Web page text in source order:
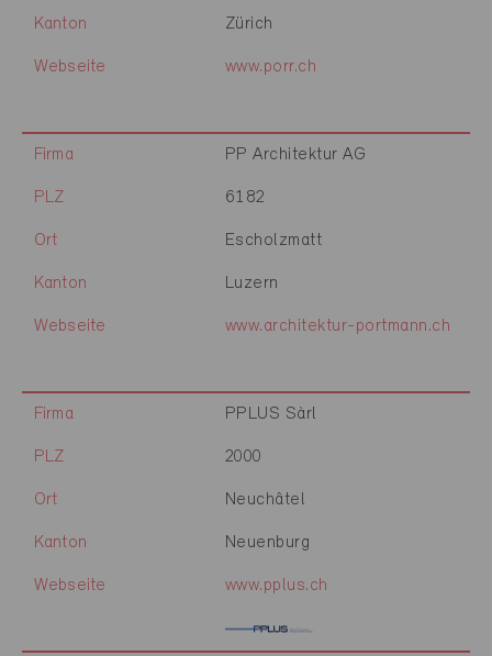
Kanton Zürich
Webseite www.porr.ch
Firma PP Architektur AG
PLZ 6182
Ort Escholzmatt
Kanton Luzern
Webseite www.architektur-portmann.ch
Firma PPLUS Sàrl
PLZ 2000
Ort Neuchâtel
Kanton Neuenburg
Webseite www.pplus.ch